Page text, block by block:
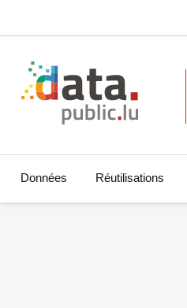
Données Réutilisations